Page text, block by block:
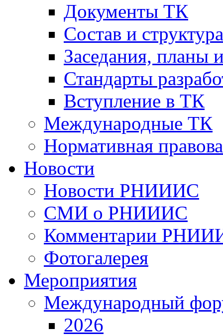
Документы ТК
Cостав и
Заседания, планы
Стандарты
Вступление в ТК
Международные ТК
Нормативная
Новости
Новости РНИИИС
СМИ о РНИИИС
Комментарии
Фотогалерея
Мероприятия
Международный
2026